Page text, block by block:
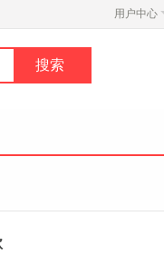
用户中心